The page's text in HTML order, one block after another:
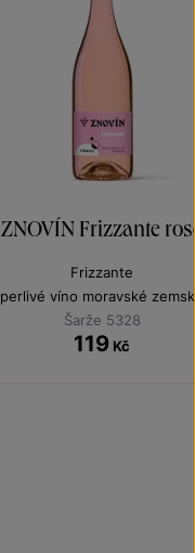
ZNOVÍN Frizzante
Frizzante
perlivé víno moravské
2025
Šarže 5328
119 Kč